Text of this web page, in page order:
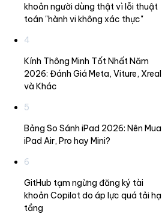
khoản người dùng thật vì lỗi thuật
toán "hành vi không xác thực"
4
Kính Thông Minh Tốt Nhất Năm
2026: Đánh Giá Meta, Viture, Xreal
và Khác
5
Bảng So Sánh iPad 2026: Nên Mua
iPad Air, Pro hay Mini?
6
GitHub tạm ngừng đăng ký tài
khoản Copilot do áp lực quá tải hạ
tầng